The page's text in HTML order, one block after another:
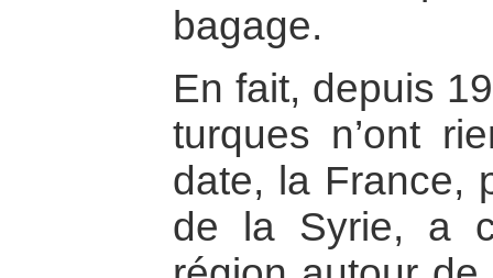
bagage.
En fait, depuis
turques n’ont
date, la France,
de la Syrie, a